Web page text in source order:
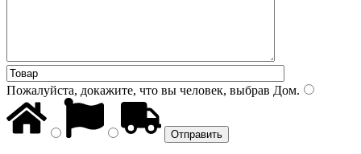
Пожалуйста, докажите, что вы человек, выбрав Дом.